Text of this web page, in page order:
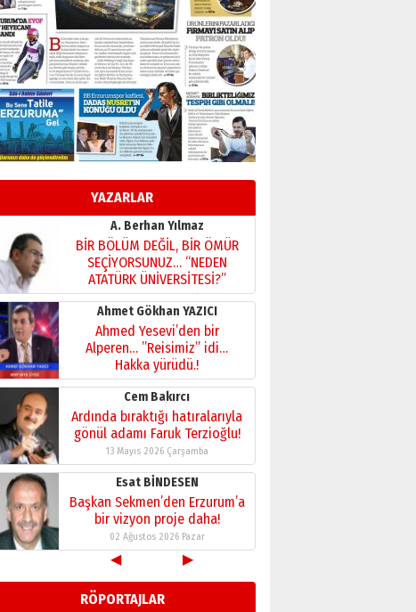
YAZARLAR
29 Haziran 2026 Pazartesi
Kenan GÜLERCİ
Murat Şahsuvaroğlu ERKON’da
çıtayı yukarı taşırken,
yönetimdekiler aşağı
çekmemeli!
17 Şubat 2026 SalıOrhan BOZKURT
Bir fotoğraf, bir şehir, bir
gazeteci… Dizginler kimin
elinde?
A. Berhan Yılmaz
BİR BÖLÜM DEĞİL, BİR ÖMÜR
SEÇİYORSUNUZ… “NEDEN
ATATÜRK ÜNİVERSİTESİ?”
28 Temmuz 2026 Salı
Ahmet Gökhan YAZICI
Ahmed Yesevi’den bir
Alperen… ”Reisimiz” idi…
Hakka yürüdü.!
26 Mart 2026 Perşembe
Cem Bakırcı
Ardında bıraktığı hatıralarıyla
gönül adamı Faruk Terzioğlu!
13 Mayıs 2026 Çarşamba
Esat BİNDESEN
Başkan Sekmen’den Erzurum’a
bir vizyon proje daha!
02 Ağustos 2026 Pazar
Kadir SABUNCUOĞLU
Erzurumspor’un köşe taşları
29 Haziran 2026 Pazartesi
◀ ▶
RÖPORTAJLAR